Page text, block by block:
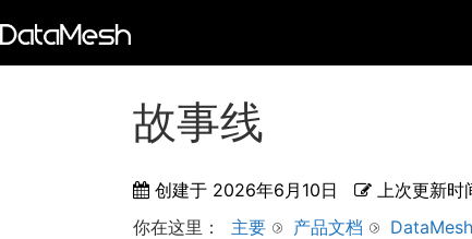
故事线
创建于 2026年6月10日 上次更新时
你在这里：
主要 产品文档